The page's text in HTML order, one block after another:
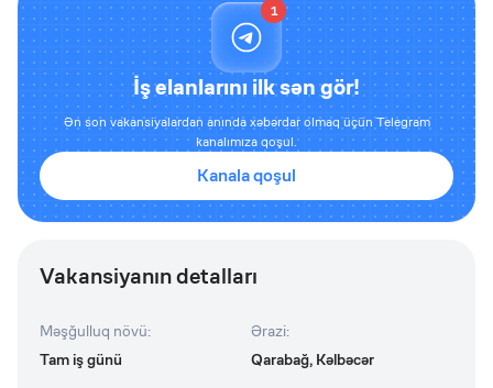
1
İş elanlarını ilk sən gör!
Ən son vakansiyalardan anında xəbərdar olmaq üçün Telegram
kanalımıza qoşul.
Kanala qoşul
Vakansiyanın detalları
Məşğulluq növü:
Tam iş günü
Ərazi:
Qarabağ, Kəlbəcər